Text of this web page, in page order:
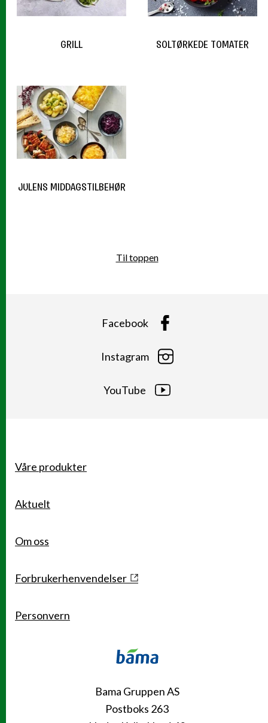
GRILL SOLTØRKEDE TOMATER
JULENS MIDDAGSTILBEHØR
Til toppen
Facebook
Instagram
YouTube
Bama Gruppen AS
Postboks 263
Snarveier
Våre produkter
Aktuelt
Om oss
Forbrukerhenvendelser
Personvern